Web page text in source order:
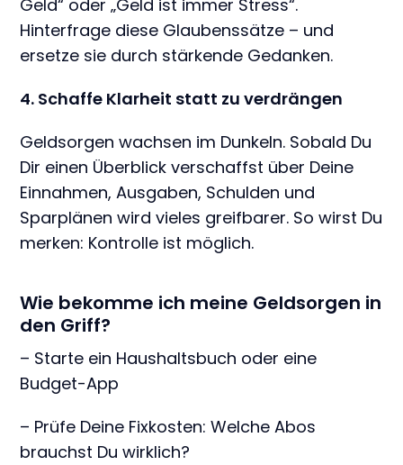
Geld“ oder „Geld ist immer Stress“.
Hinterfrage diese Glaubenssätze – und
ersetze sie durch stärkende Gedanken.
4. Schaffe Klarheit statt zu verdrängen
Geldsorgen wachsen im Dunkeln. Sobald Du
Dir einen Überblick verschaffst über Deine
Einnahmen, Ausgaben, Schulden und
Sparplänen wird vieles greifbarer. So wirst Du
merken: Kontrolle ist möglich.
Wie bekomme ich meine Geldsorgen in
den Griff?
– Starte ein Haushaltsbuch oder eine
Budget-App
– Prüfe Deine Fixkosten: Welche Abos
brauchst Du wirklich?